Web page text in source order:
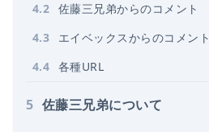
4.2 佐藤三兄弟からのコメント
4.3
エイベックスからのコメント
4.4 各種URL
5 佐藤三兄弟について